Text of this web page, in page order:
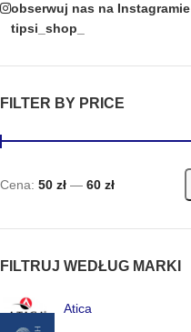
obserwuj nas na Instagramie
tipsi_shop_
FILTER BY PRICE
Cena: 50 zł — 60 zł
FILTRUJ WEDŁUG MARKI
Atica